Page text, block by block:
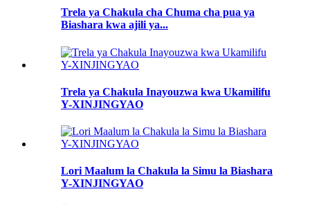
Trela ​​ya Chakula cha Chuma cha pua ya
Biashara kwa ajili ya...
Trela ​​ya Chakula Inayouzwa kwa Ukamilifu
Y-XINJINGYAO
Lori Maalum la Chakula la Simu la Biashara
Y-XINJINGYAO